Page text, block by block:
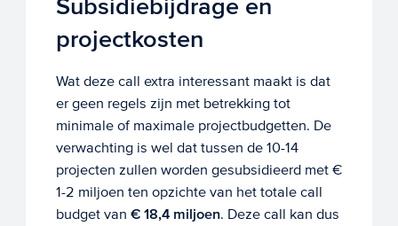
Subsidiebijdrage en
projectkosten
Wat deze call extra interessant maakt is dat
er geen regels zijn met betrekking tot
minimale of maximale projectbudgetten. De
verwachting is wel dat tussen de 10-14
projecten zullen worden gesubsidieerd met €
1-2 miljoen ten opzichte van het totale call
budget van € 18,4 miljoen. Deze call kan dus